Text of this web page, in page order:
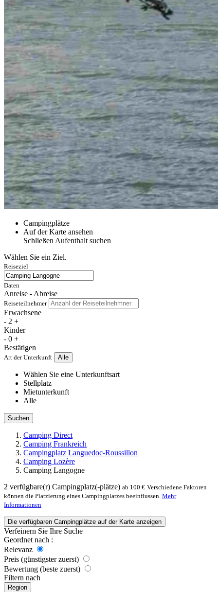
Campingplätze
Auf der Karte ansehen
SchließenAufenthalt suchen
Wählen Sie ein Ziel.
Reiseziel
Daten
Anreise - Abreise
Reiseteilnehmer
Erwachsene
- 2 +
Kinder
- 0 +
Bestätigen
Art der Unterkunft Alle
Wählen Sie eine Unterkunftsart
Stellplatz
Mietunterkunft
Alle
Suchen
Camping Direct
Camping Frankreich
Campingplatz Languedoc-Roussillon
Camping Lozère
Camping Langogne
2 verfügbare(r) Campingplatz(-plätze) ab 100 € Verschiedene Faktoren
können die Platzierung eines Campingplatzes beeinflussen. Mehr
Informationen
Die verfügbaren Campingplätze auf der Karte anzeigen
Verfeinern Sie Ihre Suche
Geordnet nach :
Relevanz
Preis (günstigster zuerst)
Bewertung (beste zuerst)
Filtern nach
Region